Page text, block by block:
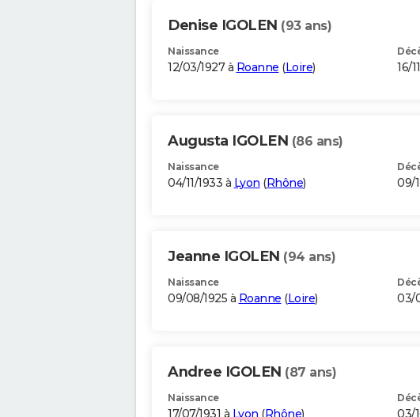
Denise IGOLEN (93 ans)
Naissance
12/03/1927 à Roanne (Loire) 16/
Augusta IGOLEN (86 ans)
Naissance
04/11/1933 à Lyon (Rhône) 09/
Jeanne IGOLEN (94 ans)
Naissance
09/08/1925 à Roanne (Loire) 03/
Andree IGOLEN (87 ans)
Naissance
17/07/1931 à Lyon (Rhône) 03/